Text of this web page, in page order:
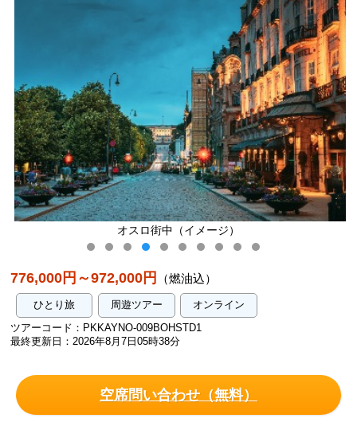
オスロ街中（イメージ）
776,000円～972,000円 （燃油込）
ひとり旅 周遊ツアー
オンライン
ツアーコード：PKKAYNO-009BOHSTD1
最終更新日：2026年8月7日05時38分
空席問い合わせ（無料）